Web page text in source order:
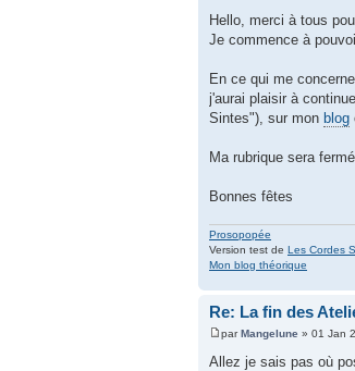
Hello, merci à tous
Je commence à
En ce qui me
j'aurai plaisir à
Sintes"), sur mon blog
Ma rubrique sera
Bonnes fêtes
Prosopopée
Version test de Les Cordes
Mon blog théorique
Re: La fin des
parMangelune » 01 Jan
Allez je sais pas où